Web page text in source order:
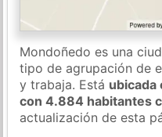
Mondoñedo es una
tipo de agrupación de
y trabaja. Está ubicada
con 4.884 habitantes
actualización de esta